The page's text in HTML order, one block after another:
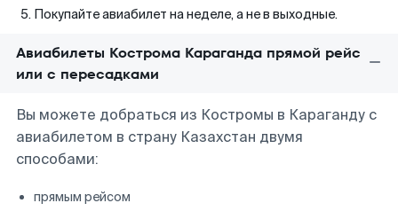
Покупайте авиабилет на неделе, а не в выходные.
Авиабилеты Кострома Караганда прямой рейс
или с пересадками
Вы можете добраться из Костромы в Караганду с
авиабилетом в страну Казахстан двумя
способами:
прямым рейсом